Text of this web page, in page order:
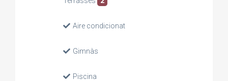
Aire condicionat
Gimnàs
Piscina